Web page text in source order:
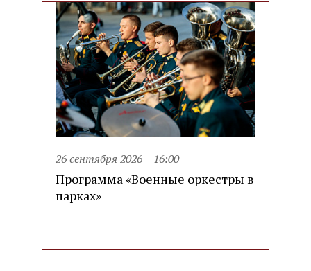
26 сентября 2026 16:00
Программа «Военные оркестры в
парках»